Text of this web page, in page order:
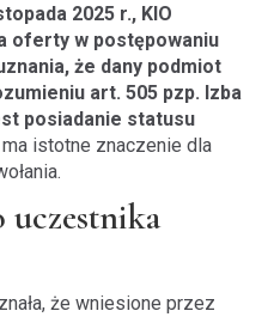
2025 r., KIO
oferty w postępowaniu
że dany podmiot
art. 505 pzp. Izba
posiadanie statusu
ma istotne znaczenie dla
uczestnika
że wniesione przez